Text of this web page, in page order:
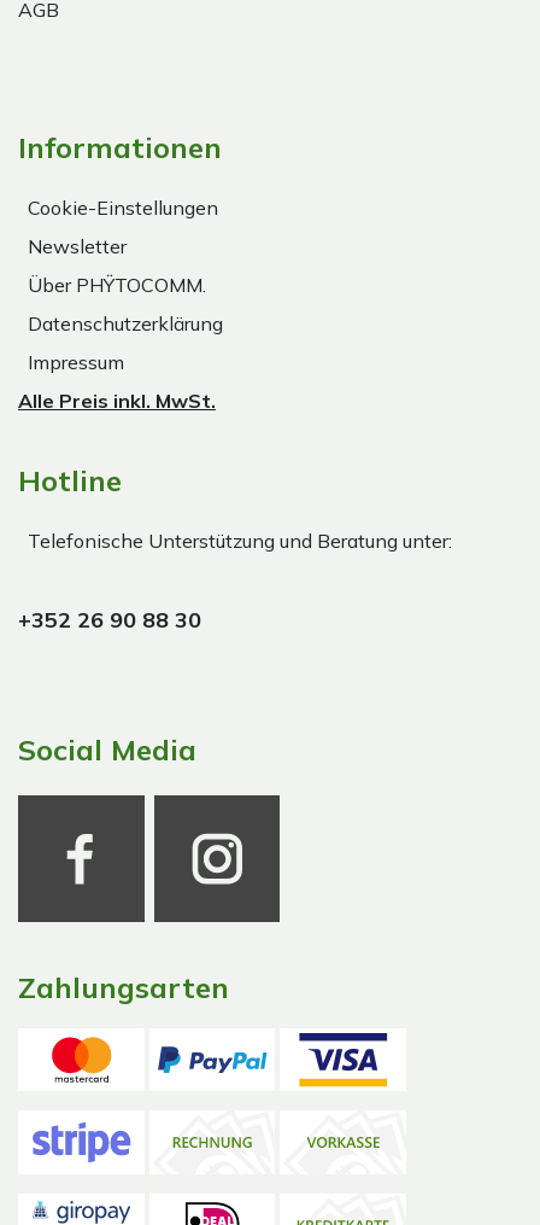
AGB
Informationen
Cookie-Einstellungen
Newsletter
Über PHŸTOCOMM.
Datenschutzerklärung
Impressum
Alle Preis inkl. MwSt.
Hotline
Telefonische Unterstützung und Beratung unter:
+352 26 90 88 30
Social Media
Zahlungsarten